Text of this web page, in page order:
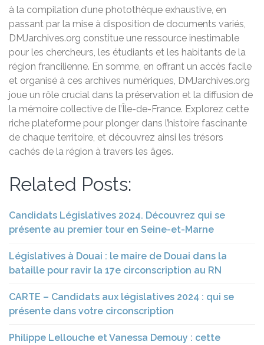
à la compilation d’une photothèque exhaustive, en
passant par la mise à disposition de documents variés,
DMJarchives.org constitue une ressource inestimable
pour les chercheurs, les étudiants et les habitants de la
région francilienne. En somme, en offrant un accès facile
et organisé à ces archives numériques, DMJarchives.org
joue un rôle crucial dans la préservation et la diffusion de
la mémoire collective de l’Île-de-France. Explorez cette
riche plateforme pour plonger dans l’histoire fascinante
de chaque territoire, et découvrez ainsi les trésors
cachés de la région à travers les âges.
Related Posts:
Candidats Législatives 2024. Découvrez qui se
présente au premier tour en Seine-et-Marne
Législatives à Douai : le maire de Douai dans la
bataille pour ravir la 17e circonscription au RN
CARTE – Candidats aux législatives 2024 : qui se
présente dans votre circonscription
Philippe Lellouche et Vanessa Demouy : cette